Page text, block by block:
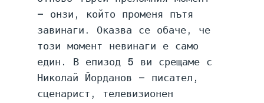
– онзи, който променя пътя
завинаги. Оказва се обаче, че
този момент невинаги е само
един. В епизод 5 ви срещаме с
Николай Йорданов – писател,
сценарист, телевизионен